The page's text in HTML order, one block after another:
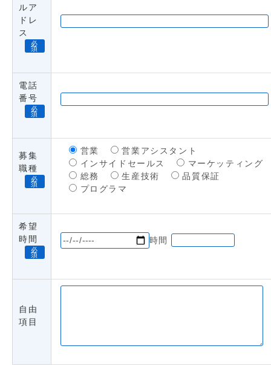
ルア
ドレ
ス
必
須
電話
番号
必
須
募集
職種
必
須
営業
営業アシスタント
インサイドセールス
マーケッティング
総務
生産技術
品質保証
プログラマ
希望
時間
必
須
時間
自由
項目